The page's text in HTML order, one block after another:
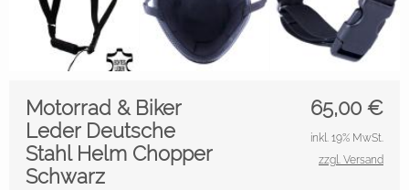
65,00 €
Motorrad & Biker
Leder Deutsche
Stahl Helm Chopper
Schwarz
inkl. 19% MwSt.
zzgl. Versand